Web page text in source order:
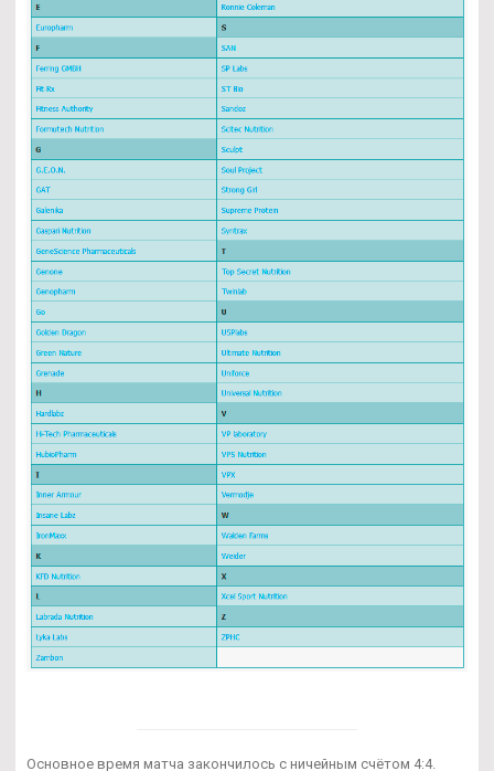
Основное время матча закончилось с ничейным счётом 4:4.